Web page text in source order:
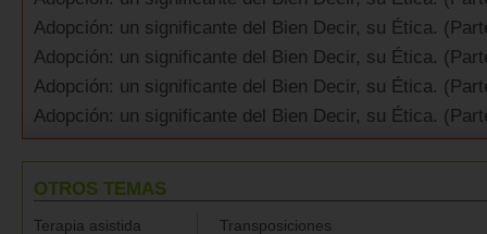
Adopción: un significante del Bien Decir, su Ética.
Adopción: un significante del Bien Decir, su Ética.
Adopción: un significante del Bien Decir, su Ética.
Adopción: un significante del Bien Decir, su Ética.
OTROS TEMAS
Terapia asistida
Transposiciones